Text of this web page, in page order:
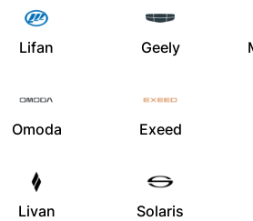
Lifan Geely
Omoda Exeed
Livan Solaris